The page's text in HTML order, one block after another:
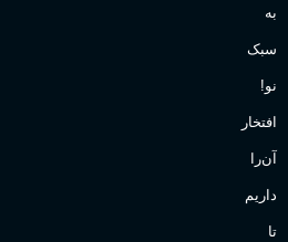
به
سبک
نو!
افتخار
آن‌را
داریم
تا